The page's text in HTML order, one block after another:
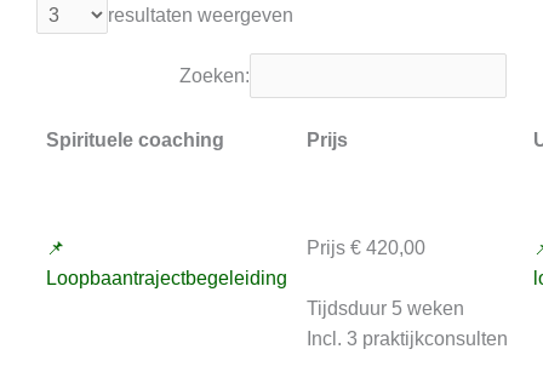
resultaten weergeven
Zoeken:
Spirituele coaching Prijs
📌
Loopbaantrajectbegeleiding
Prijs € 420,00
Tijdsduur 5 weken
Incl. 3 praktijkconsulten